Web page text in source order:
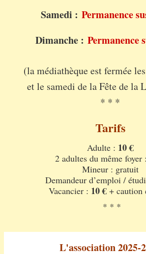
Samedi : Permanence
Dimanche : Permanence
(la médiathèque est fermée
et le samedi de la Fête de la
* * *
Tarifs
Adulte : 10 €
2 adultes du même foyer :
Mineur : gratuit
Demandeur d’emploi /
Vacancier : 10 € + caution
* * *
L'association 2025-